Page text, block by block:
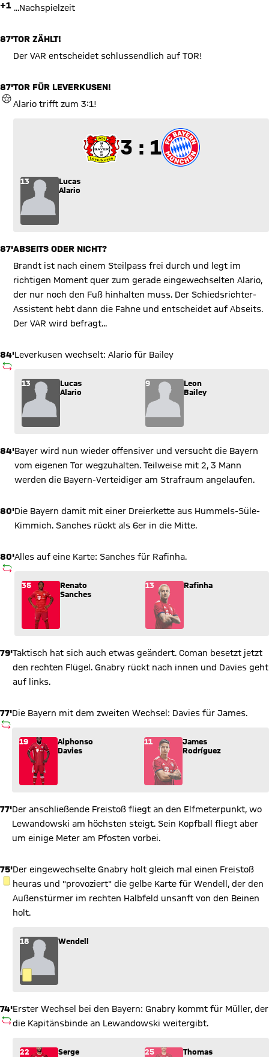
+1 ...Nachspielzeit
87'TOR ZÄHLT!
Der VAR entscheidet schlussendlich auf TOR!
87'
TOR
TOR FÜR LEVERKUSEN!
Alario trifft zum 3:1!
3 zu 1
3 : 1
13
Lucas
Alario
87'ABSEITS ODER NICHT?
Brandt ist nach einem Steilpass frei durch und legt im
richtigen Moment quer zum gerade eingewechselten Alario,
der nur noch den Fuß hinhalten muss. Der Schiedsrichter-
Assistent hebt dann die Fahne und entscheidet auf Abseits.
Der VAR wird befragt...
84'
AUSWECHSLUNG
Leverkusen wechselt: Alario für Bailey
Wechsel: Lucas Alario (13) kommt für Leon Bailey (9) ins
13
Lucas
Alario
9
Leon
Bailey
84'Bayer wird nun wieder offensiver und versucht die Bayern
vom eigenen Tor wegzuhalten. Teilweise mit 2, 3 Mann
werden die Bayern-Verteidiger am Strafraum angelaufen.
80'Die Bayern damit mit einer Dreierkette aus Hummels-Süle-
Kimmich. Sanches rückt als 6er in die Mitte.
80'
AUSWECHSLUNG
Alles auf eine Karte: Sanches für Rafinha.
Wechsel: Renato Sanches (35) kommt für Rafinha (13) ins
35
Renato
Sanches
13 Rafinha
79'Taktisch hat sich auch etwas geändert. Coman besetzt jetzt
den rechten Flügel. Gnabry rückt nach innen und Davies geht
auf links.
77'
AUSWECHSLUNG
Die Bayern mit dem zweiten Wechsel: Davies für James.
Wechsel: Alphonso Davies (19) kommt für James Rodríguez
19
Alphonso
Davies
11
James
Rodríguez
77'Der anschließende Freistoß fliegt an den Elfmeterpunkt, wo
Lewandowski am höchsten steigt. Sein Kopfball fliegt aber
um einige Meter am Pfosten vorbei.
75'
GELBE KARTE
Der eingewechselte Gnabry holt gleich mal einen Freistoß
heuras und "provoziert" die gelbe Karte für Wendell, der den
Außenstürmer im rechten Halbfeld unsanft von den Beinen
holt.
18 Wendell
74'
AUSWECHSLUNG
Erster Wechsel bei den Bayern: Gnabry kommt für Müller, der
die Kapitänsbinde an Lewandowski weitergibt.
Wechsel: Serge Gnabry (22) kommt für Thomas Müller (25)
22
Serge
25
Thomas